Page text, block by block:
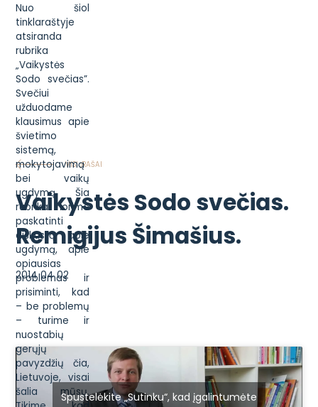
VISI ĮRAŠAI
Vaikystės Sodo svečias.
Remigijus Šimašius.
2014 04 02
Nuo šiol
tinklaraštyje
atsiranda
rubrika
„Vaikystės
Sodo svečias”.
Svečiui
užduodame
klausimus apie
švietimo
sistemą,
mokytojavimą
bei vaikų
ugdymą. Šia
rubrika norime
paskatinti
diskusiją apie
ugdymą, apie
opiausias
problemas ir
prisiminti, kad
– be problemų
– turime ir
nuostabių
gerųjų
pavyzdžių čia,
Lietuvoje, visai
šalia mūsų.Spustelėkite „Sutinku“, kad įgalintumėte